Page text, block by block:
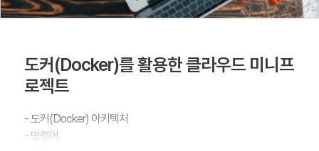
도커(Docker)를 활용한 클라우드 미니프
로젝트
- 도커(Docker) 아키텍처
- 명령어